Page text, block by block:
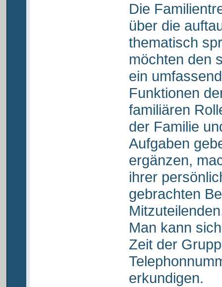
Die
über die
thematisch
möchten den
ein
Funktionen
familiären
der Familie
Aufgaben
ergänzen,
ihrer
gebrachten
Man kann
Zeit der
erkundigen.